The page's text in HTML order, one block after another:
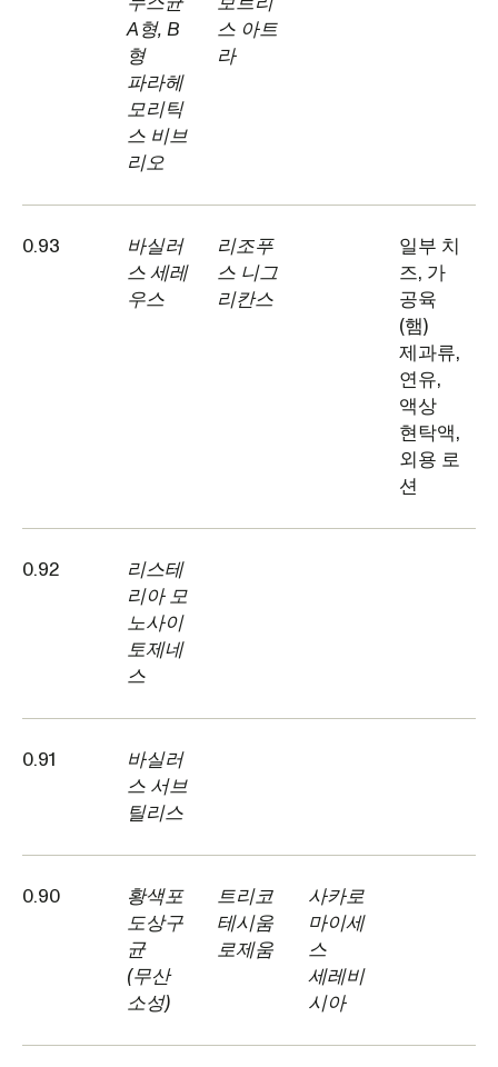
A형, B
형
파라헤
모리틱
스 비브
리오
스 아트
라
0.93
바실러
스 세레
우스
리조푸
스 니그
리칸스
일부 치
즈, 가
공육
(햄)
제과류,
연유,
액상
현탁액,
외용 로
션
0.92
리스테
리아 모
노사이
토제네
스
0.91
바실러
스 서브
틸리스
0.90
황색포
도상구
균
(무산
소성)
트리코
테시움
로제움
사카로
마이세
스
세레비
시아